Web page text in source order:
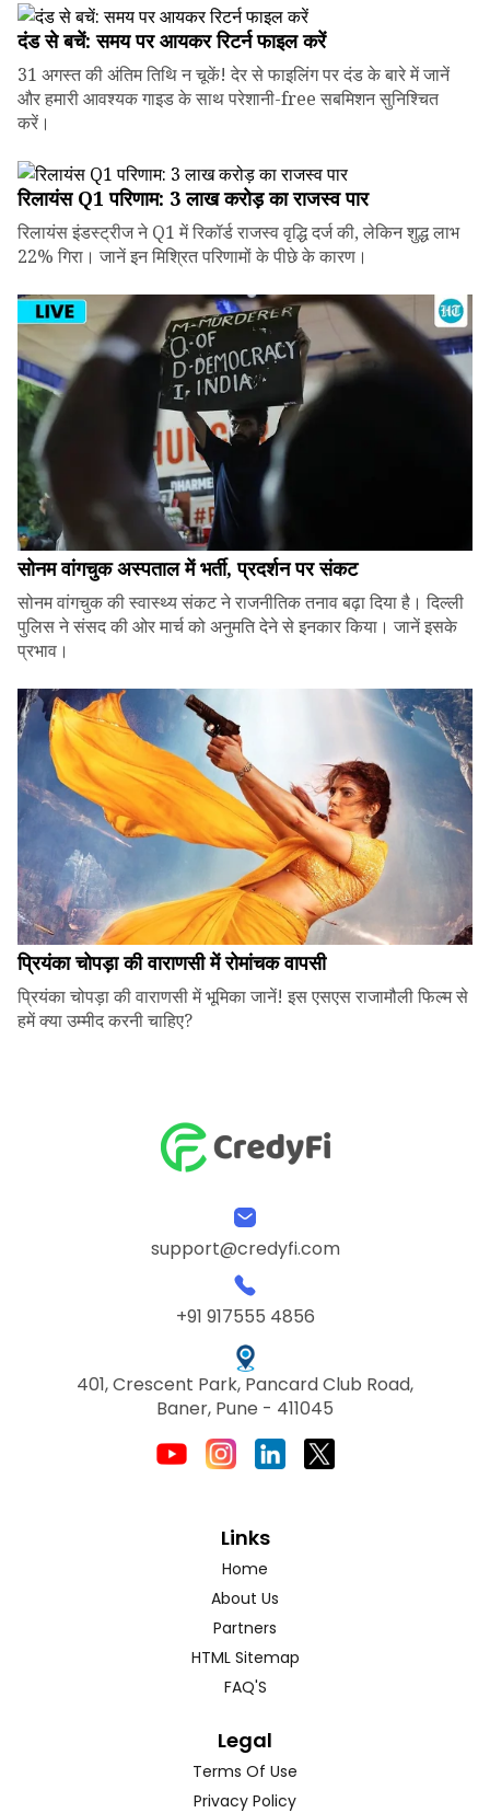
दंड से बचें: समय पर आयकर रिटर्न फाइल करें
31 अगस्त की अंतिम तिथि न चूकें! देर से फाइलिंग पर दंड के बारे में जानें
और हमारी आवश्यक गाइड के साथ परेशानी-free सबमिशन सुनिश्चित
करें।
रिलायंस Q1 परिणाम: ₹3 लाख करोड़ का राजस्व पार
रिलायंस इंडस्ट्रीज ने Q1 में रिकॉर्ड राजस्व वृद्धि दर्ज की, लेकिन शुद्ध लाभ
22% गिरा। जानें इन मिश्रित परिणामों के पीछे के कारण।
सोनम वांगचुक अस्पताल में भर्ती, प्रदर्शन पर संकट
सोनम वांगचुक की स्वास्थ्य संकट ने राजनीतिक तनाव बढ़ा दिया है। दिल्ली
पुलिस ने संसद की ओर मार्च को अनुमति देने से इनकार किया। जानें इसके
प्रभाव।
प्रियंका चोपड़ा की वाराणसी में रोमांचक वापसी
प्रियंका चोपड़ा की वाराणसी में भूमिका जानें! इस एसएस राजामौली फिल्म से
हमें क्या उम्मीद करनी चाहिए?
support@credyfi.com
+91 917555 4856
401, Crescent Park, Pancard Club Road,
Baner, Pune - 411045
Links
Home
About Us
Partners
HTML Sitemap
FAQ'S
Legal
Terms Of Use
Privacy Policy